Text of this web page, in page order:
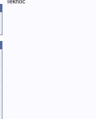
Teknőc